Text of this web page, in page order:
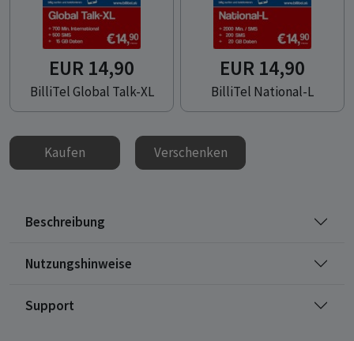
EUR 14,90
BilliTel Global Talk-XL
EUR 14,90
BilliTel National-L
Kaufen Verschenken
Beschreibung
Nutzungshinweise
Support